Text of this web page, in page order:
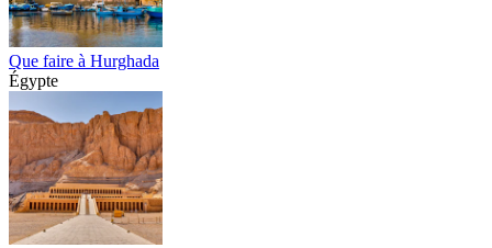
Que faire à Hurghada
Égypte